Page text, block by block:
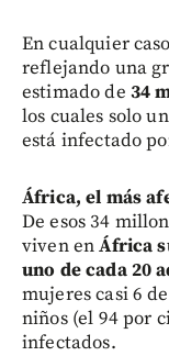
En cualquier
reflejando una
estimado de 34
los cuales solo
está infectado
África, el más
De esos 34
viven enÁfrica
uno de cada 20
mujeres casi 6
niños (el 94 por
infectados.